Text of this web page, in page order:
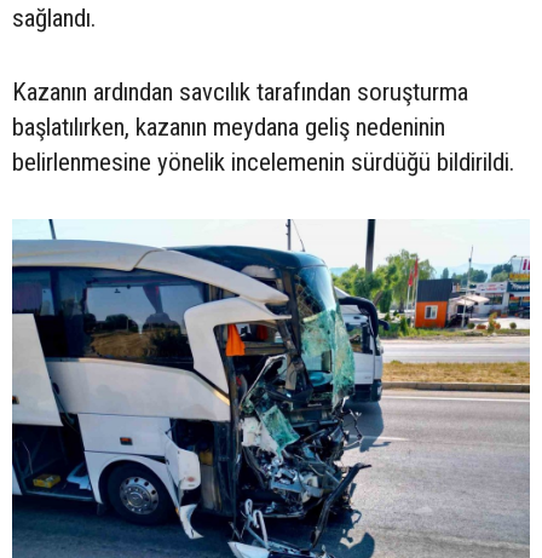
sağlandı.
Kazanın ardından savcılık tarafından soruşturma
başlatılırken, kazanın meydana geliş nedeninin
belirlenmesine yönelik incelemenin sürdüğü bildirildi.